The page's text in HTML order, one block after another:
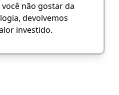
você não gostar da
devolvemos
investido.